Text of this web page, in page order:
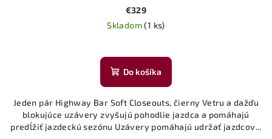
€329
Skladom(1 ks)
Do košíka
Jeden pár Highway Bar Soft Closeouts, čierny Vetru a dažďu
blokujúce uzávery zvyšujú pohodlie jazdca a pomáhajú
predĺžiť jazdeckú sezónu Uzávery pomáhajú udržať jazdcov...